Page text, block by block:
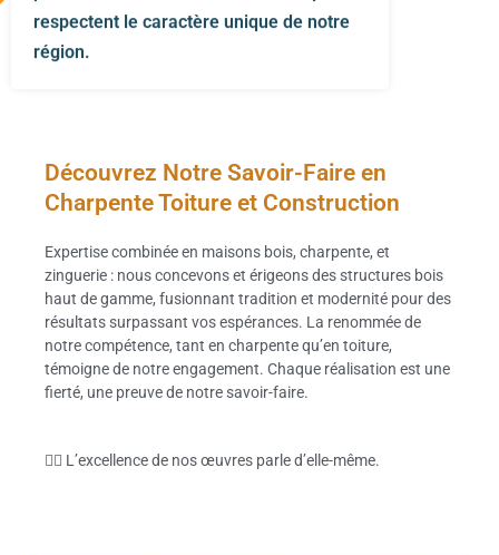
région.
Découvrez Notre Savoir-Faire en
Charpente Toiture et Construction
Expertise combinée en maisons bois, charpente, et
zinguerie : nous concevons et érigeons des structures bois
haut de gamme, fusionnant tradition et modernité pour des
résultats surpassant vos espérances. La renommée de
notre compétence, tant en charpente qu’en toiture,
témoigne de notre engagement. Chaque réalisation est une
fierté, une preuve de notre savoir-faire.
👷‍♂️ L’excellence de nos œuvres parle d’elle-même.